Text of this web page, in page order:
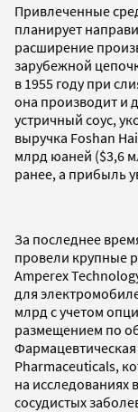
Привлеченные
планирует
расширение
зарубежной
в 1955 году при
она производит и
устричный соус,
выручка Foshan
млрд юаней ($3,6
ранее, а прибыль
За последнее
провели крупные
Amperex
для
млрд с учетом
размещением по
Pharmaceuticals,
на исследованиях
сосудистых